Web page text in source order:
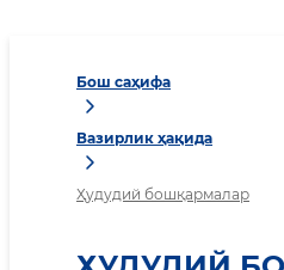
Бош саҳифа
Вазирлик ҳақида
Ҳудудий бошқармалар